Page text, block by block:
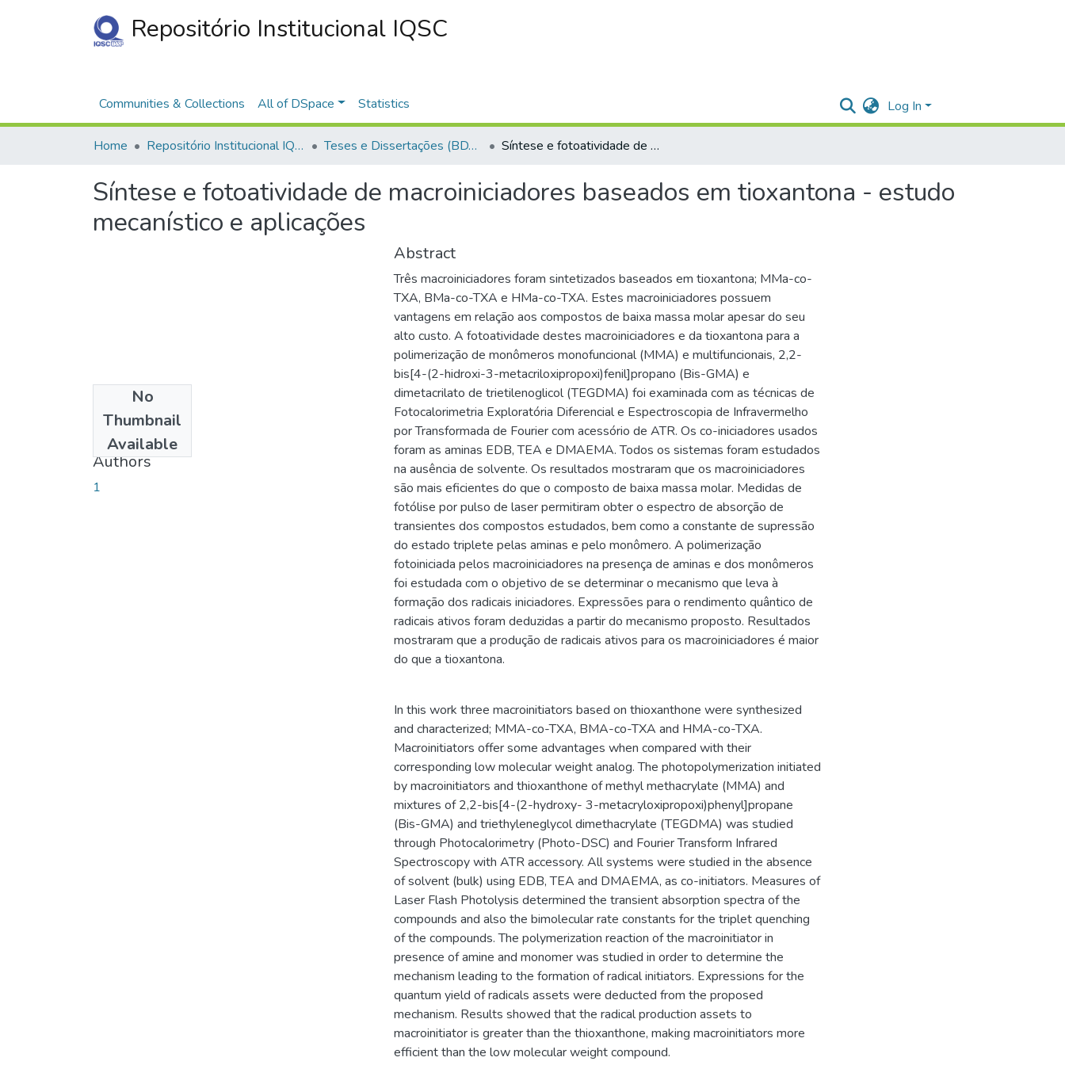
Repositório Institucional IQSC
Communities & Collections All of DSpace Statistics Log In
Home Repositório Institucional IQSC Teses e Dissertações (BDTD USP) Síntese e fotoatividade de macroiniciadores baseados em tioxantona - estudo mecanístico e aplicações
Síntese e fotoatividade de macroiniciadores baseados em tioxantona - estudo
mecanístico e aplicações
No
Thumbnail
Available
2012-07-31
Authors
1
Abstract
Três macroiniciadores foram sintetizados baseados em tioxantona; MMa-co-
TXA, BMa-co-TXA e HMa-co-TXA. Estes macroiniciadores possuem
vantagens em relação aos compostos de baixa massa molar apesar do seu
alto custo. A fotoatividade destes macroiniciadores e da tioxantona para a
polimerização de monômeros monofuncional (MMA) e multifuncionais, 2,2-
bis[4-(2-hidroxi-3-metacriloxipropoxi)fenil]propano (Bis-GMA) e
dimetacrilato de trietilenoglicol (TEGDMA) foi examinada com as técnicas de
Fotocalorimetria Exploratória Diferencial e Espectroscopia de Infravermelho
por Transformada de Fourier com acessório de ATR. Os co-iniciadores usados
foram as aminas EDB, TEA e DMAEMA. Todos os sistemas foram estudados
na ausência de solvente. Os resultados mostraram que os macroiniciadores
são mais eficientes do que o composto de baixa massa molar. Medidas de
fotólise por pulso de laser permitiram obter o espectro de absorção de
transientes dos compostos estudados, bem como a constante de supressão
do estado triplete pelas aminas e pelo monômero. A polimerização
fotoiniciada pelos macroiniciadores na presença de aminas e dos monômeros
foi estudada com o objetivo de se determinar o mecanismo que leva à
formação dos radicais iniciadores. Expressões para o rendimento quântico de
radicais ativos foram deduzidas a partir do mecanismo proposto. Resultados
mostraram que a produção de radicais ativos para os macroiniciadores é maior
do que a tioxantona.
In this work three macroinitiators based on thioxanthone were synthesized
and characterized; MMA-co-TXA, BMA-co-TXA and HMA-co-TXA.
Macroinitiators offer some advantages when compared with their
corresponding low molecular weight analog. The photopolymerization initiated
by macroinitiators and thioxanthone of methyl methacrylate (MMA) and
mixtures of 2,2-bis[4-(2-hydroxy- 3-metacryloxipropoxi)phenyl]propane
(Bis-GMA) and triethyleneglycol dimethacrylate (TEGDMA) was studied
through Photocalorimetry (Photo-DSC) and Fourier Transform Infrared
Spectroscopy with ATR accessory. All systems were studied in the absence
of solvent (bulk) using EDB, TEA and DMAEMA, as co-initiators. Measures of
Laser Flash Photolysis determined the transient absorption spectra of the
compounds and also the bimolecular rate constants for the triplet quenching
of the compounds. The polymerization reaction of the macroinitiator in
presence of amine and monomer was studied in order to determine the
mechanism leading to the formation of radical initiators. Expressions for the
quantum yield of radicals assets were deducted from the proposed
mechanism. Results showed that the radical production assets to
macroinitiator is greater than the thioxanthone, making macroinitiators more
efficient than the low molecular weight compound.